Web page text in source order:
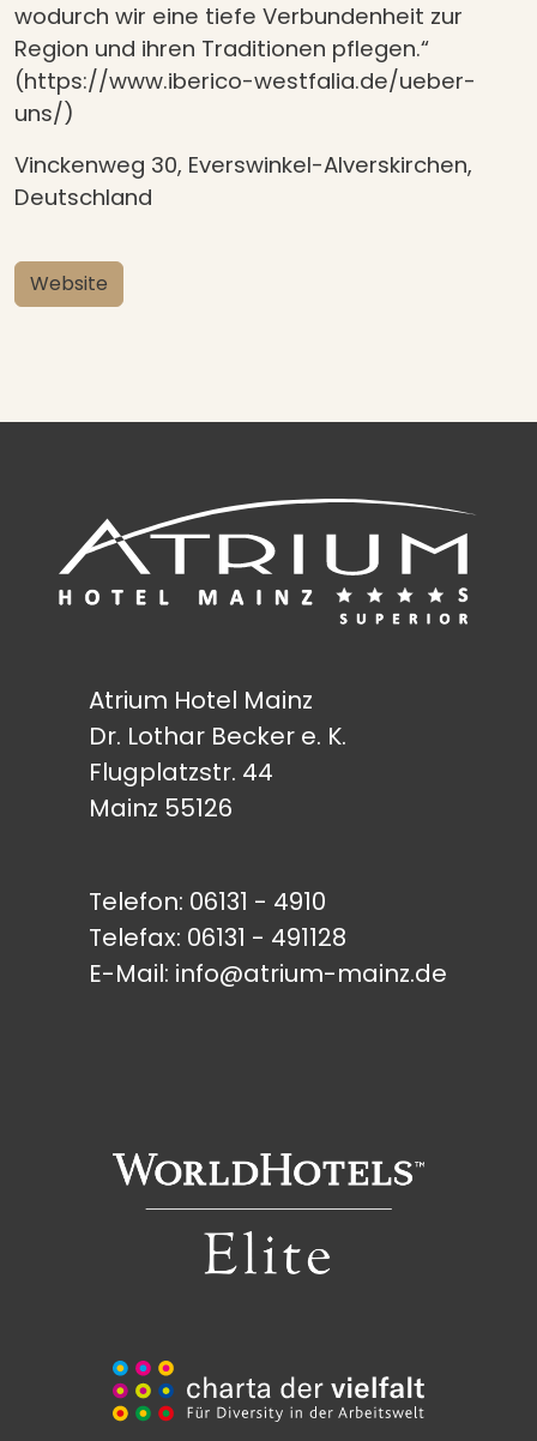
wodurch wir eine tiefe Verbundenheit zur
Region und ihren Traditionen pflegen.“
(https://www.iberico-westfalia.de/ueber-
uns/)
Vinckenweg 30, Everswinkel-Alverskirchen,
Deutschland
Website
Atrium Hotel Mainz
Dr. Lothar Becker e. K.
Flugplatzstr. 44
Mainz 55126
Telefon: 06131 - 4910
Telefax: 06131 - 491128
E-Mail: info@atrium-mainz.de